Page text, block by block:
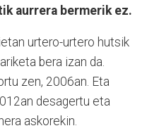
aurrera bermerik ez.
urtero-urtero hutsik
bera izan da.
zen, 2006an. Eta
desagertu eta
askorekin.